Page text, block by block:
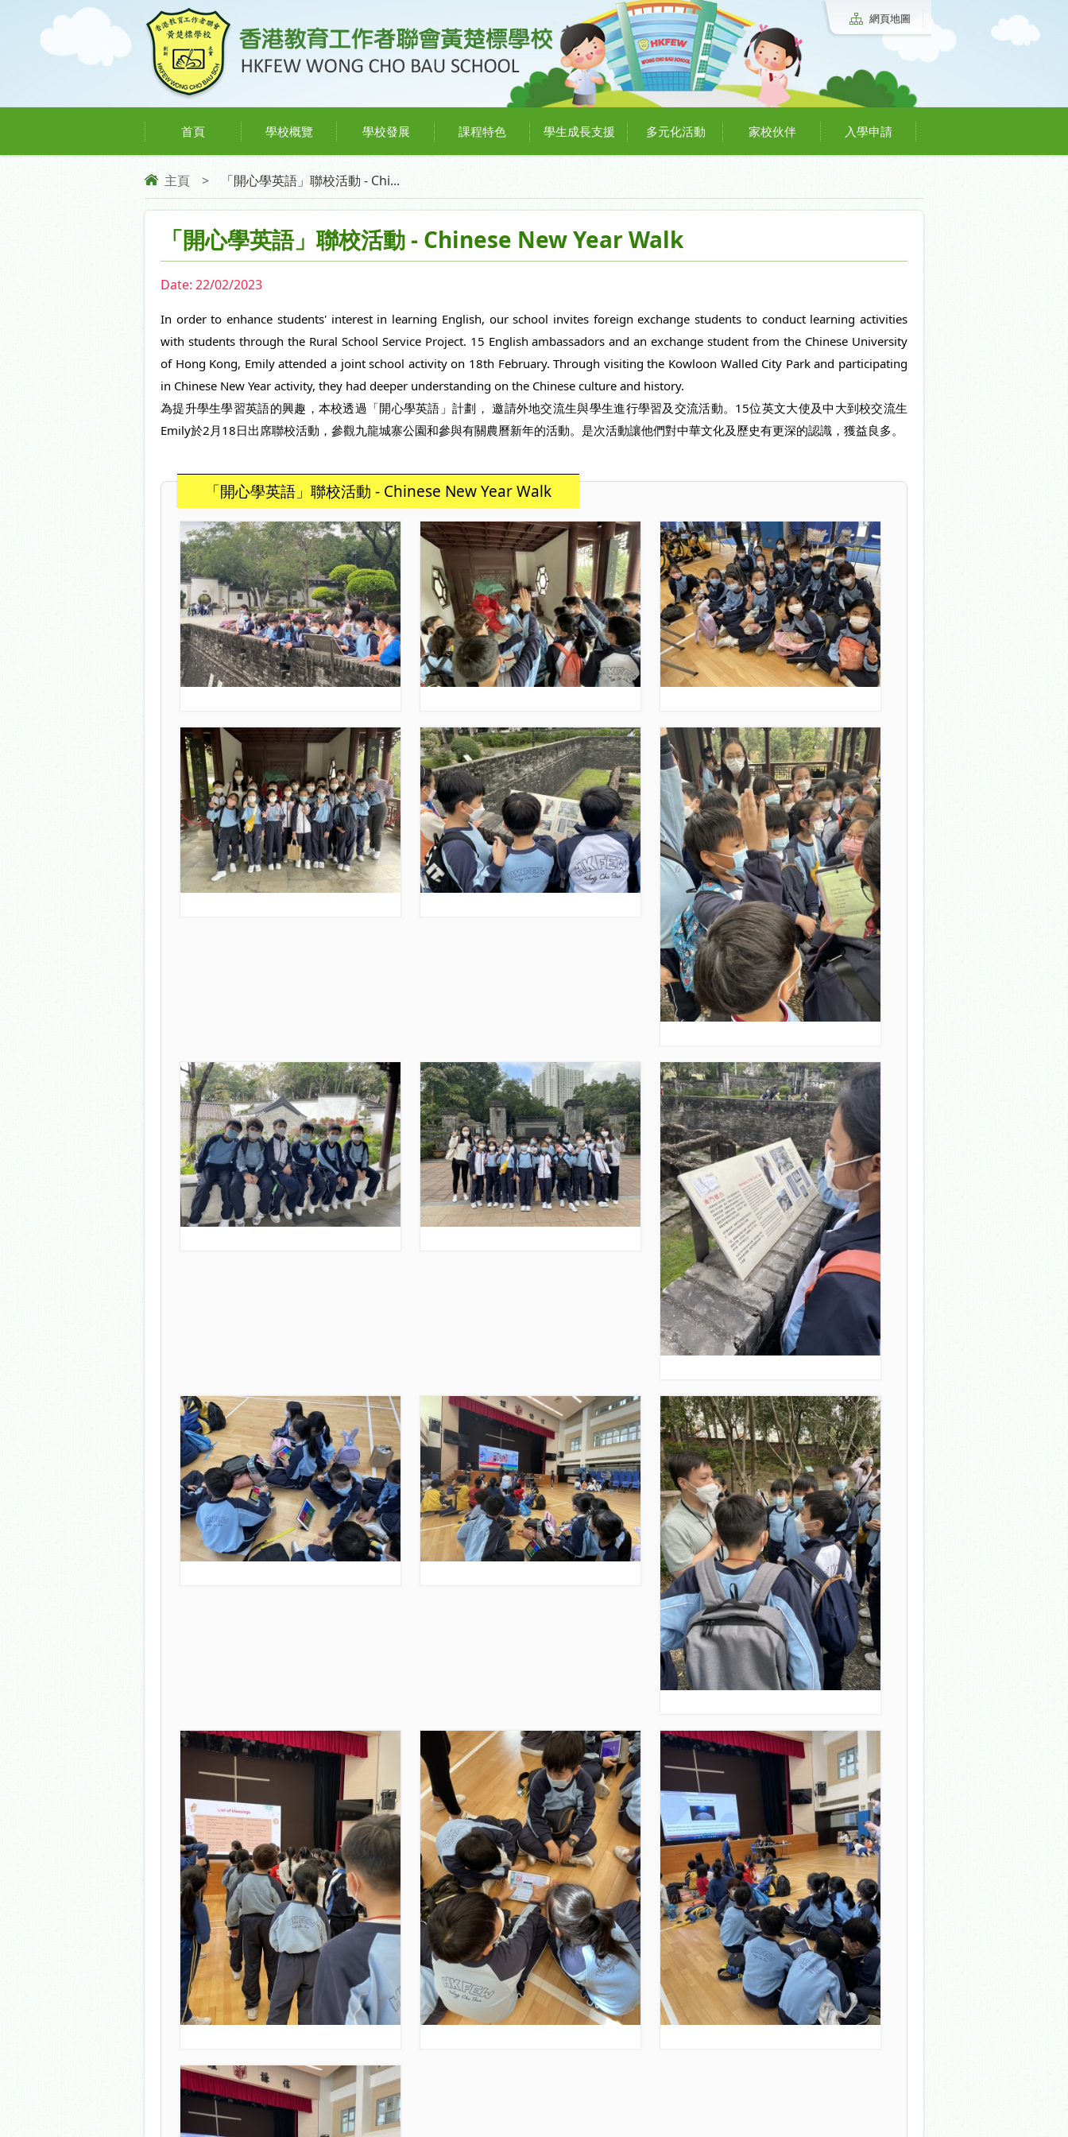
網頁地圖
首頁 學校概覽 學校發展 課程特色 學生成長支援 多元化活動 家校伙伴 入學申請
主頁 > 「開心學英語」聯校活動 - Chi...
「開心學英語」聯校活動 - Chinese New Year Walk
Date: 22/02/2023
In order to enhance students' interest in learning English, our school invites foreign exchange students to conduct learning activities
with students through the Rural School Service Project. 15 English ambassadors and an exchange student from the Chinese University
of Hong Kong, Emily attended a joint school activity on 18th February. Through visiting the Kowloon Walled City Park and participating
in Chinese New Year activity, they had deeper understanding on the Chinese culture and history.
為提升學生學習英語的興趣，本校透過「開心學英語」計劃， 邀請外地交流生與學生進行學習及交流活動。15位英文大使及中大到校交流生
Emily於2月18日出席聯校活動，參觀九龍城寨公園和參與有關農曆新年的活動。是次活動讓他們對中華文化及歷史有更深的認識，獲益良多。
「開心學英語」聯校活動 - Chinese New Year Walk